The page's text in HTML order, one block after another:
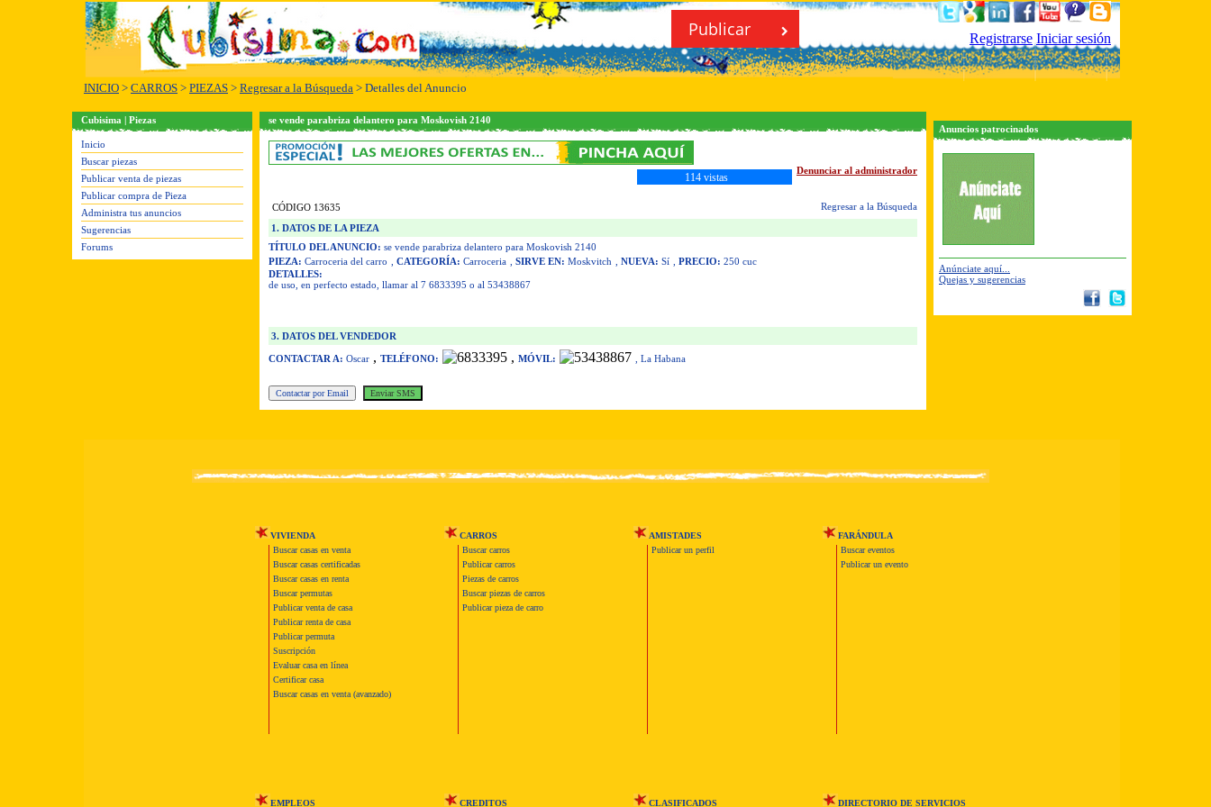
Publicar Registrarse Iniciar sesión
INICIO > CARROS > PIEZAS > Regresar a la Búsqueda > Detalles del Anuncio
Cubisima | Piezas
Inicio
Buscar piezas
Publicar venta de piezas
Publicar compra de Pieza
Administra tus anuncios
Sugerencias
Forums
se vende parabriza delantero para Moskovish 2140
Denunciar al administrador
114 vistas
CÓDIGO 13635
Regresar a la Búsqueda
1. DATOS DE LA PIEZA
TÍTULO DEL ANUNCIO: se vende parabriza delantero para Moskovish 2140
PIEZA: Carroceria del carro CATEGORÍA: Carroceria SIRVE EN: Moskvitch NUEVA: Sí PRECIO: 250 cuc
DETALLES:
de uso, en perfecto estado, llamar al 7 6833395 o al 53438867
3. DATOS DEL VENDEDOR
CONTACTAR A: Oscar , TELÉFONO: , MÓVIL: , La Habana
Anuncios patrocinados
Anúnciate aquí...
Quejas y sugerencias
VIVIENDA
Buscar casas en venta
Buscar casas certificadas
Buscar casas en renta
Buscar permutas
Publicar venta de casa
Publicar renta de casa
Publicar permuta
Suscripción
Evaluar casa en línea
Certificar casa
Buscar casas en venta (avanzado)
CARROS
Buscar carros
Publicar carros
Piezas de carros
Buscar piezas de carros
Publicar pieza de carro
AMISTADES
Publicar un perfil
FARÁNDULA
Buscar eventos
Publicar un evento
EMPLEOS CREDITOS CLASIFICADOS DIRECTORIO DE SERVICIOS